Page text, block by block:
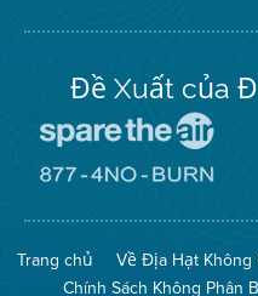
Đề Xuất của
Trang chủ Về Địa Hạt Không
Chính Sách Không Phân